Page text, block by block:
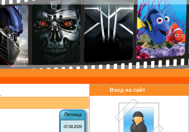
Пятница
07.08.2026
Вход на сайт